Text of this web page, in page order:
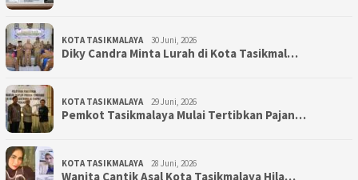
KOTA TASIKMALAYA 30 Juni, 2026
Diky Candra Minta Lurah di Kota Tasikmal…
KOTA TASIKMALAYA 29 Juni, 2026
Pemkot Tasikmalaya Mulai Tertibkan Pajan…
KOTA TASIKMALAYA 28 Juni, 2026
Wanita Cantik Asal Kota Tasikmalaya Hila…